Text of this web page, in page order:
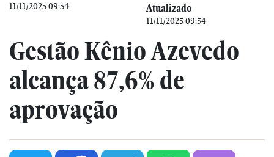
11/11/2025 09:54 Atualizado
11/11/2025 09:54
Gestão Kênio Azevedo
alcança 87,6% de
aprovação